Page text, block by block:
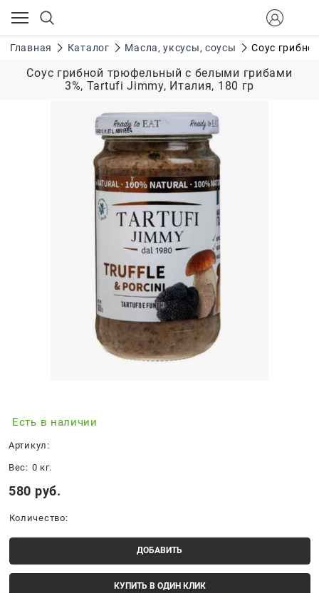
Главная Каталог Масла, уксусы, соусы Соус
Соус грибной трюфельный с белыми грибами
3%, Tartufi Jimmy, Италия, 180 гр
Есть в наличии
Артикул:
Вес: 0 кг.
580 руб.
Количество:
ДОБАВИТЬ
КУПИТЬ В ОДИН КЛИК